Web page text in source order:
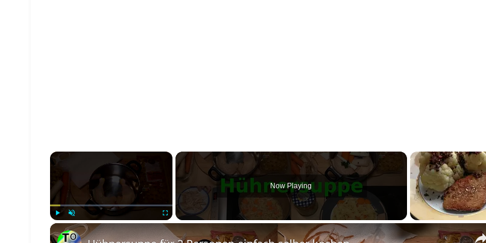
×
Unmute Fullscreen
Now Playing